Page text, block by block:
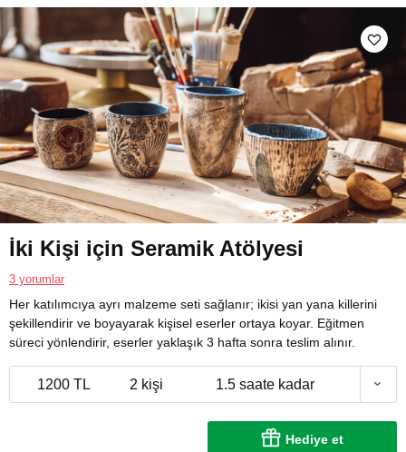
İki Kişi için Seramik Atölyesi
3 yorumlar
Her katılımcıya ayrı malzeme seti sağlanır; ikisi yan yana killerini
şekillendirir ve boyayarak kişisel eserler ortaya koyar. Eğitmen
süreci yönlendirir, eserler yaklaşık 3 hafta sonra teslim alınır.
1200 TL 2 kişi 1.5 saate kadar
Hediye et